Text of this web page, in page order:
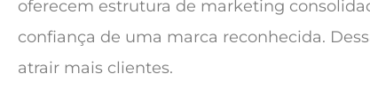
oferecem estrutura de marketing
confiança de uma marca reconhecida.
atrair mais clientes.